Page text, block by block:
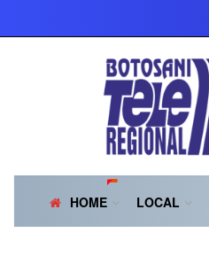
HOME LOCAL